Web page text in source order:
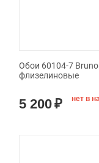
Обои 60104-7
флизелиновые
5 200₽ нет в